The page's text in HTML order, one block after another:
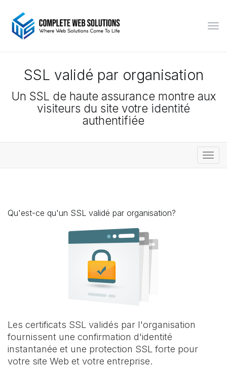
SSL validé par organisation
Un SSL de haute assurance montre aux
visiteurs du site votre identité
authentifiée
la
Qu'est-ce qu'un SSL validé par organisation?
Les certificats SSL validés par l'organisation
fournissent une confirmation d'identité
instantanée et une protection SSL forte pour
votre site Web et votre entreprise.